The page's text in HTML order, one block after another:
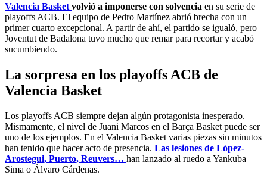
Valencia Basket volvió a imponerse con solvencia en su serie de
playoffs ACB. El equipo de Pedro Martínez abrió brecha con un
primer cuarto excepcional. A partir de ahí, el partido se igualó, pero
Joventut de Badalona tuvo mucho que remar para recortar y acabó
sucumbiendo.
La sorpresa en los playoffs ACB de
Valencia Basket
Los playoffs ACB siempre dejan algún protagonista inesperado.
Mismamente, el nivel de Juani Marcos en el Barça Basket puede ser
uno de los ejemplos. En el Valencia Basket varias piezas sin minutos
han tenido que hacer acto de presencia. Las lesiones de López-
Arostegui, Puerto, Reuvers… han lanzado al ruedo a Yankuba
Sima o Álvaro Cárdenas.